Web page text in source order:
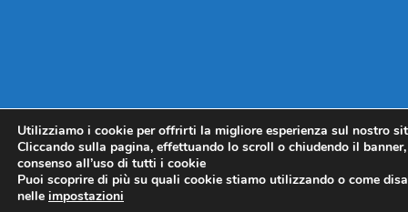
Utilizziamo i cookie per offrirti la migliore esperienza sul nostro
Cliccando sulla pagina, effettuando lo scroll o chiudendo il
consenso all’uso di tutti i cookie
Puoi scoprire di più su quali cookie stiamo utilizzando o come
nelle impostazioni